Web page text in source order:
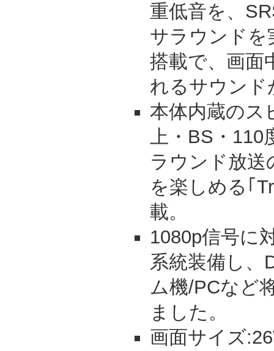
重低音を、
サラウンドを
搭載で、画面
れるサウンド
本体内蔵のス
上・BS・110
ラウンド放送
を楽しめる｢
載。
1080p信号に
系統装備し、
ム機/PCなど
ました。
画面サイズ